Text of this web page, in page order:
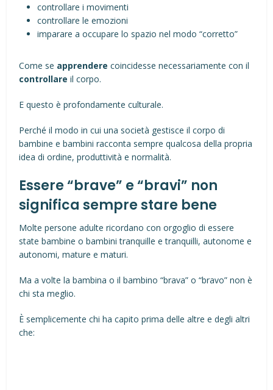
controllare i movimenti
controllare le emozioni
imparare a occupare lo spazio nel modo “corretto”
Come se apprendere coincidesse necessariamente con il
controllare il corpo.
E questo è profondamente culturale.
Perché il modo in cui una società gestisce il corpo di
bambine e bambini racconta sempre qualcosa della propria
idea di ordine, produttività e normalità.
Essere “brave” e “bravi” non
significa sempre stare bene
Molte persone adulte ricordano con orgoglio di essere
state bambine o bambini tranquille e tranquilli, autonome e
autonomi, mature e maturi.
Ma a volte la bambina o il bambino “brava” o “bravo” non è
chi sta meglio.
È semplicemente chi ha capito prima delle altre e degli altri
che: